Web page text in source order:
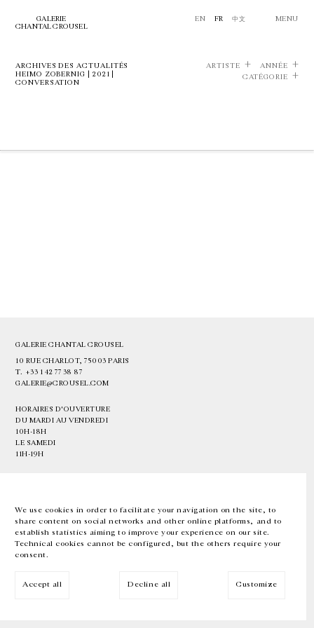
We use cookies in order to facilitate your navigation on the site, to
share content on social networks and other online platforms, and to
establish statistics aiming to improve your experience on our site.
Technical cookies cannot be configured, but the others require your
consent.
Accept all Decline all Customize
GALERIE
CHANTAL CROUSEL
EN FR 中文 MENU
ARCHIVES DES ACTUALITÉS
HEIMO ZOBERNIG | 2021 |
CONVERSATION
ARTISTE
ANNÉE
CATÉGORIE
GALERIE CHANTAL CROUSEL
10 RUE CHARLOT, 75003 PARIS
T. +33 1 42 77 38 87
GALERIE@CROUSEL.COM
HORAIRES D'OUVERTURE
DU MARDI AU VENDREDI
10H-18H
LE SAMEDI
11H-19H
EN FR 中文 Facebook Instagram
Inscrivez-vous à notre newsletter